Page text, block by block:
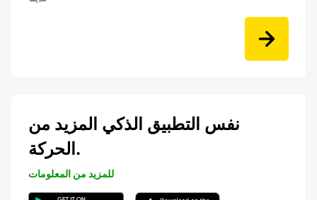
نفس التطبيق الذكي المزيد من
الحركة.
للمزيد من المعلومات